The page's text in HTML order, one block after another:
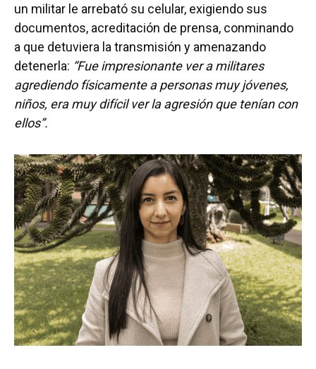
un militar le arrebató su celular, exigiendo sus
documentos, acreditación de prensa, conminando
a que detuviera la transmisión y amenazando
detenerla: “Fue impresionante ver a militares
agrediendo físicamente a personas muy jóvenes,
niños, era muy difícil ver la agresión que tenían con
ellos”.